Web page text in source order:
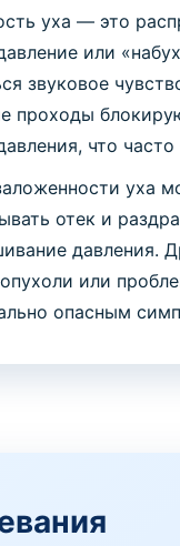
уха — это
или
звуковое
проходы
что
уха
отек и
давления.
или
опасным